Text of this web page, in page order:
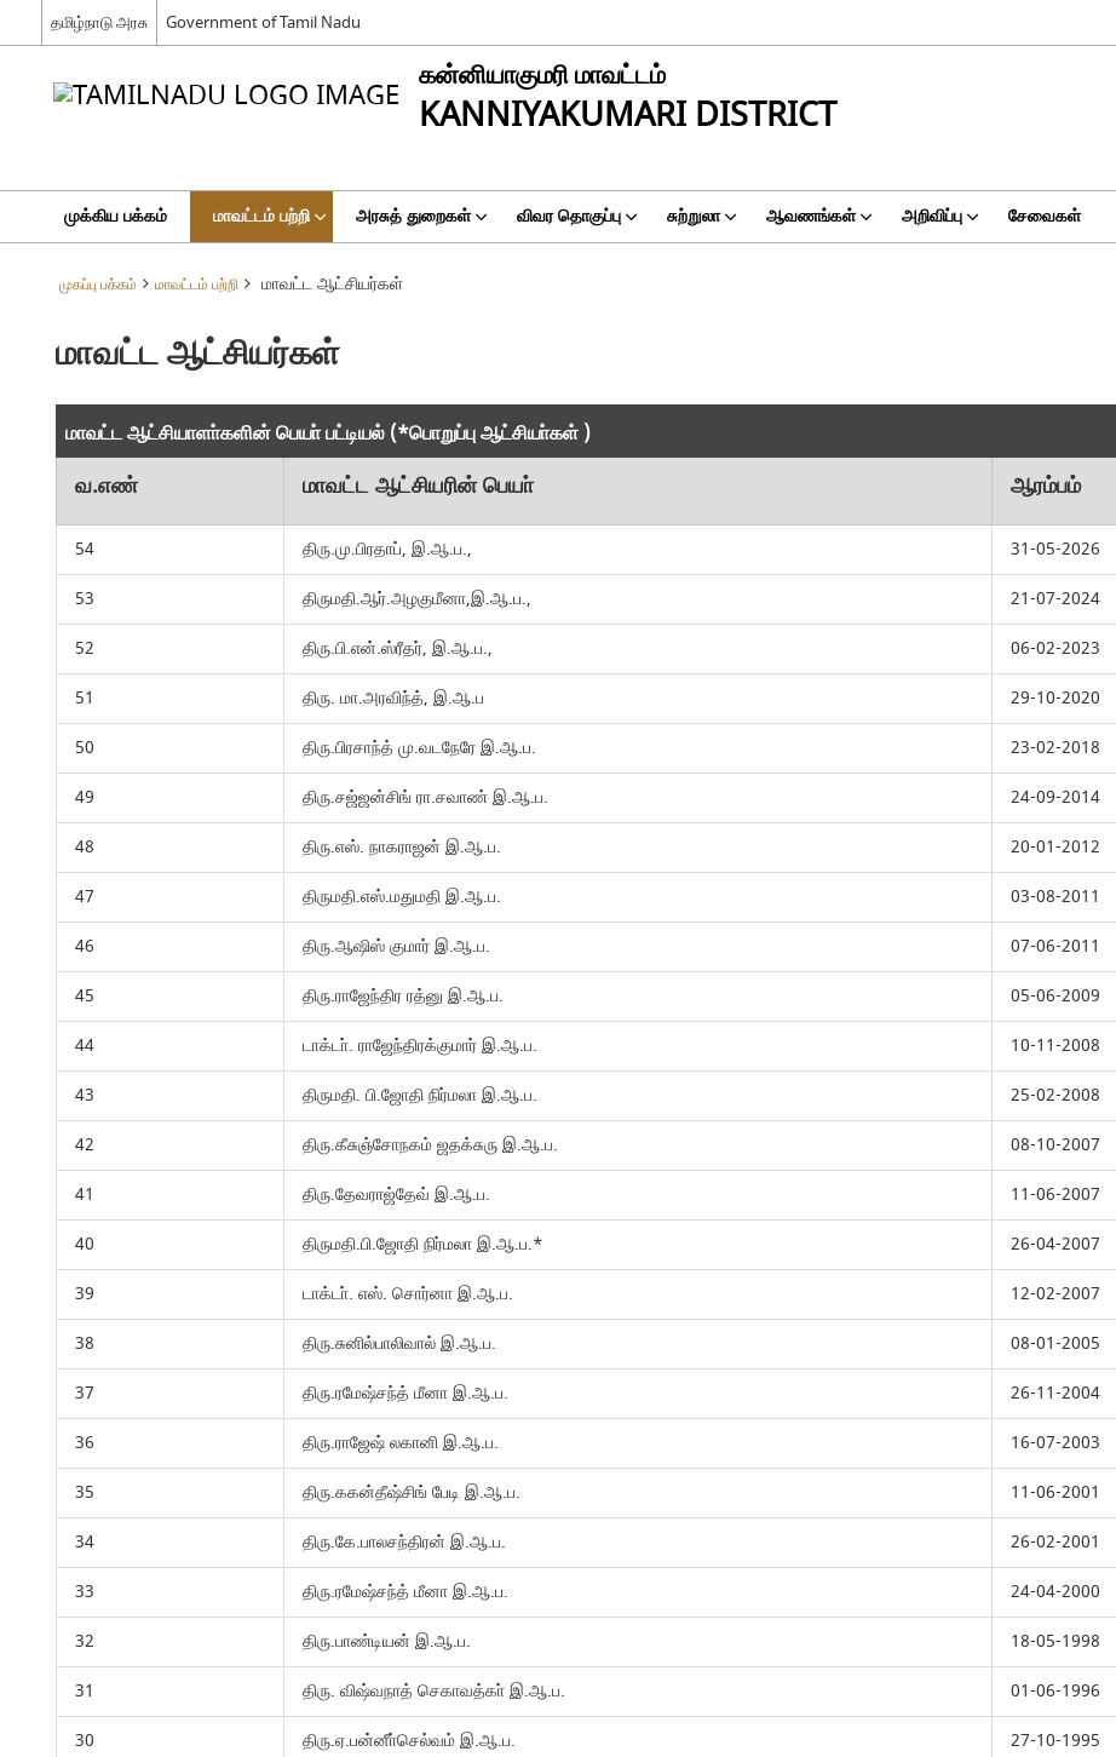
தமிழ்நாடு அரசு Government of Tamil Nadu
கன்னியாகுமரி மாவட்டம்
KANNIYAKUMARI DISTRICT
முக்கிய பக்கம் மாவட்டம் பற்றி அரசுத் துறைகள் விவர தொகுப்பு சுற்றுலா ஆவணங்கள் அறிவிப்பு சேவைகள்
முகப்பு பக்கம் மாவட்டம் பற்றி மாவட்ட ஆட்சியர்கள்
மாவட்ட ஆட்சியர்கள்
மாவட்ட ஆட்சியாளா்களின் பெயா் பட்டியல் (*பொறுப்பு ஆட்சியா்கள் )
வ.எண் மாவட்ட ஆட்சியரின் பெயா் ஆரம்பம்
54 திரு.மு.பிரதாப், இ.ஆ.ப.,
31-05-2026
53
திருமதி.ஆர்.அழகுமீனா,இ.ஆ.ப., 21-07-2024
52
திரு.பி.என்.ஸ்ரீதர், இ.ஆ.ப., 06-02-2023
51
திரு. மா.அரவிந்த், இ.ஆ.ப 29-10-2020
50
திரு.பிரசாந்த் மு.வடநேரே இ.ஆ.ப. 23-02-2018
49
திரு.சஜ்ஜன்சிங் ரா.சவாண் இ.ஆ.ப. 24-09-2014
48
திரு.எஸ். நாகராஜன் இ.ஆ.ப. 20-01-2012
47
திருமதி.எஸ்.மதுமதி இ.ஆ.ப. 03-08-2011
46
திரு.ஆஷிஸ் குமார் இ.ஆ.ப. 07-06-2011
45
திரு.ராஜேந்திர ரத்னு இ.ஆ.ப. 05-06-2009
44
டாக்டா். ராஜேந்திரக்குமார் இ.ஆ.ப. 10-11-2008
43
திருமதி. பி.ஜோதி நிர்மலா இ.ஆ.ப. 25-02-2008
42
திரு.கீசுஞ்சோநகம் ஜதக்சுரு இ.ஆ.ப. 08-10-2007
41
திரு.தேவராஜ்தேவ் இ.ஆ.ப. 11-06-2007
40
திருமதி.பி.ஜோதி நிர்மலா இ.ஆ.ப.* 26-04-2007
39
டாக்டா். எஸ். சொர்னா இ.ஆ.ப. 12-02-2007
38
திரு.சுனில்பாலிவால் இ.ஆ.ப. 08-01-2005
37
திரு.ரமேஷ்சந்த் மீனா இ.ஆ.ப. 26-11-2004
36
திரு.ராஜேஷ் லகானி இ.ஆ.ப. 16-07-2003
35
திரு.ககன்தீஷ்சிங் பேடி இ.ஆ.ப. 11-06-2001
34
திரு.கே.பாலசந்திரன் இ.ஆ.ப. 26-02-2001
33
திரு.ரமேஷ்சந்த் மீனா இ.ஆ.ப. 24-04-2000
32
திரு.பாண்டியன் இ.ஆ.ப. 18-05-1998
31
திரு. விஷ்வநாத் செகாவத்கா் இ.ஆ.ப. 01-06-1996
30
திரு.ஏ.பன்னீா்செல்வம் இ.ஆ.ப. 27-10-1995